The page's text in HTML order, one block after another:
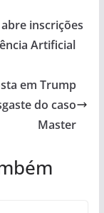
inscrições
Artificial
em Trump
do caso
Master